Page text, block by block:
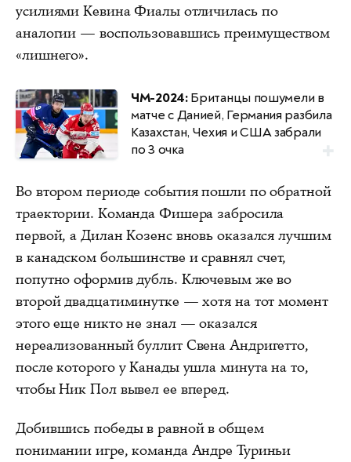
усилиями Кевина Фиалы отличилась по
аналогии — воспользовавшись преимуществом
«лишнего».
ЧМ-2024:Британцы пошумели в
матче с Данией, Германия разбила
Казахстан, Чехия и США забрали
по 3 очка
Во втором периоде события пошли по обратной
траектории. Команда Фишера забросила
первой, а Дилан Козенс вновь оказался лучшим
в канадском большинстве и сравнял счет,
попутно оформив дубль. Ключевым же во
второй двадцатиминутке — хотя на тот момент
этого еще никто не знал — оказался
нереализованный буллит Свена Андригетто,
после которого у Канады ушла минута на то,
чтобы Ник Пол вывел ее вперед.
Добившись победы в равной в общем
понимании игре, команда Андре Туриньи